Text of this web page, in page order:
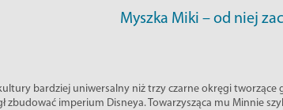
Myszka Miki – od niej
bardziej uniwersalny niż trzy czarne okręgi tworzące
zbudować imperium Disneya. Towarzysząca mu Minnie